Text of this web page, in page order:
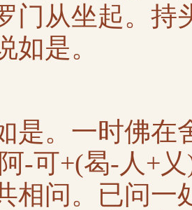
门从坐起。持
如是。
。一时佛在
-可+(曷-人+
相问。已问一